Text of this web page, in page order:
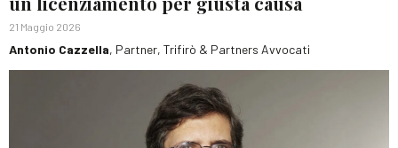
21 Maggio 2026
Antonio Cazzella, Partner, Trifirò & Partners Avvocati